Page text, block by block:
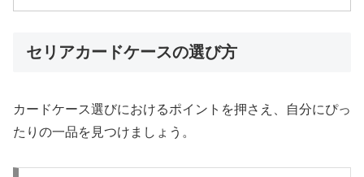
セリアカードケースの選び方
カードケース選びにおけるポイントを押さえ、自分にぴっ
たりの一品を見つけましょう。